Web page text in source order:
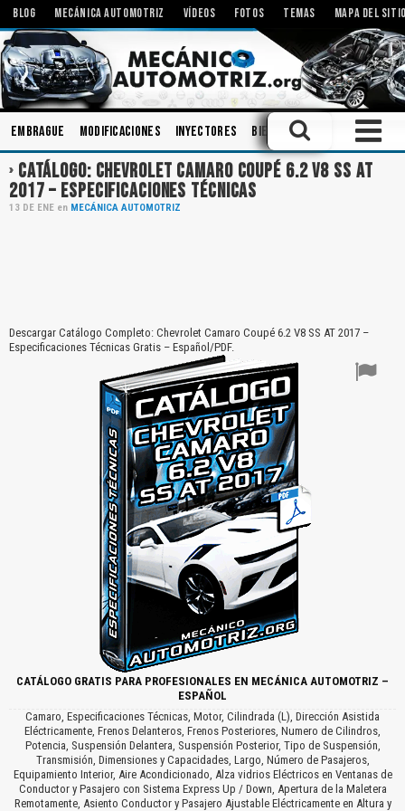
BLOG MECÁNICA AUTOMOTRIZ VÍDEOS FOTOS TEMAS MAPA DEL
Embrague Modificaciones Inyectores Bielas Carrocerias
CATÁLOGO: CHEVROLET CAMARO COUPÉ 6.2 V8 SS AT
2017 – ESPECIFICACIONES TÉCNICAS
13 DE ENE en MECÁNICA AUTOMOTRIZ
Descargar Catálogo Completo: Chevrolet Camaro Coupé 6.2 V8 SS AT 2017 –
Especificaciones Técnicas Gratis – Español/PDF.
CATÁLOGO GRATIS PARA PROFESIONALES EN MECÁNICA AUTOMOTRIZ –
ESPAÑOL
Camaro, Especificaciones Técnicas, Motor, Cilindrada (L), Dirección Asistida
Eléctricamente, Frenos Delanteros, Frenos Posteriores, Numero de Cilindros,
Potencia, Suspensión Delantera, Suspensión Posterior, Tipo de Suspensión,
Transmisión, Dimensiones y Capacidades, Largo, Número de Pasajeros,
Equipamiento Interior, Aire Acondicionado, Alza vidrios Eléctricos en Ventanas de
Conductor y Pasajero con Sistema Express Up / Down, Apertura de la Maletera
Remotamente, Asiento Conductor y Pasajero Ajustable Eléctricamente en Altura y